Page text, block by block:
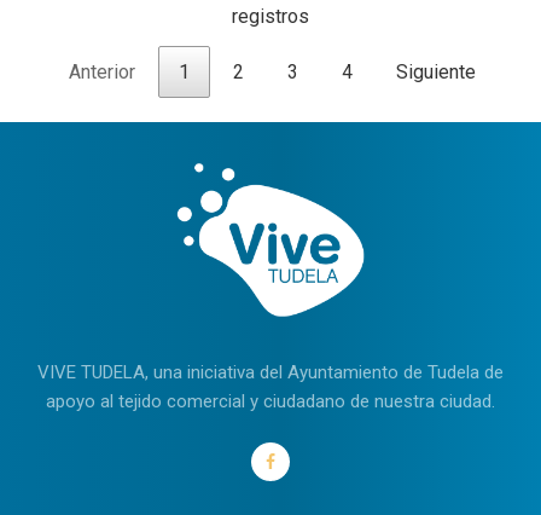
registros
Anterior 1 2 3 4 Siguiente
VIVE TUDELA, una iniciativa del Ayuntamiento de Tudela de
apoyo al tejido comercial y ciudadano de nuestra ciudad.